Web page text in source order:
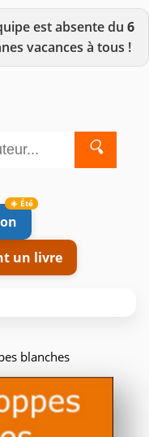
est absente du 6
vacances à tous !
🔍
un livre
blanches